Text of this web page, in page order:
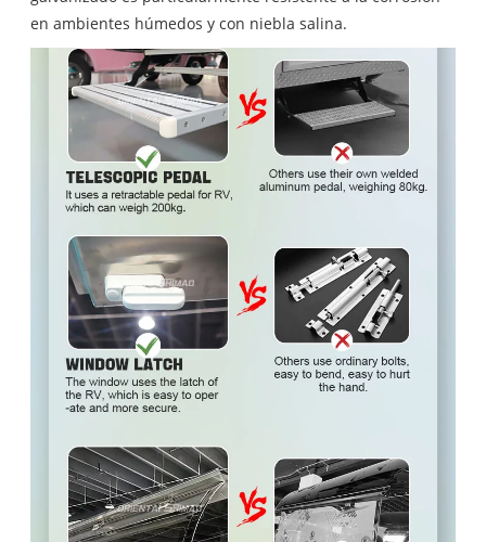
en ambientes húmedos y con niebla salina.